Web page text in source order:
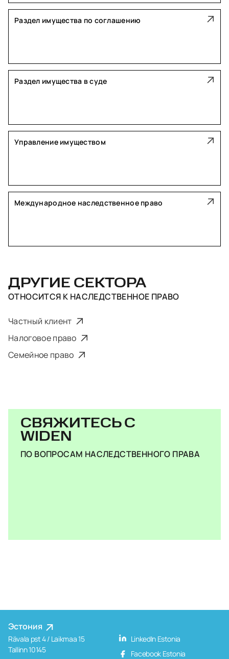
Раздел имущества по соглашению
Раздел имущества в суде
Управление имуществом
Международное наследственное право
ДРУГИЕ СЕКТОРА
ОТНОСИТСЯ К НАСЛЕДСТВЕННОЕ ПРАВО
Частный клиент
Налоговое право
Семейное право
СВЯЖИТЕСЬ С
WIDEN
ПО ВОПРОСАМ НАСЛЕДСТВЕННОГО ПРАВА
Эстония
Rävala pst 4 / Laikmaa 15
Tallinn 10145
LinkedIn Estonia
Facebook Estonia